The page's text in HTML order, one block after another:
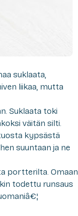
suklaata,
liikaa, mutta
Suklaata toki
väitän silti.
kypsästä
suuntaan ja ne
portterilta. Omaan
todettu runsaus